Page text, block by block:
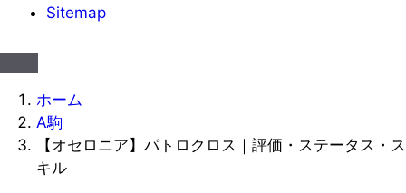
Sitemap
ホーム
A駒
【オセロニア】パトロクロス｜評価・ステータス・ス
キル